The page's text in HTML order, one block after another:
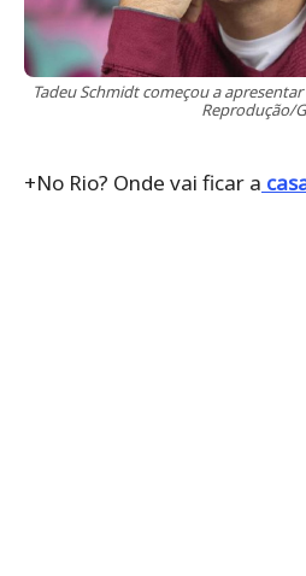
Tadeu Schmidt começou a
Reprodução/
+No Rio? Onde vai ficar a